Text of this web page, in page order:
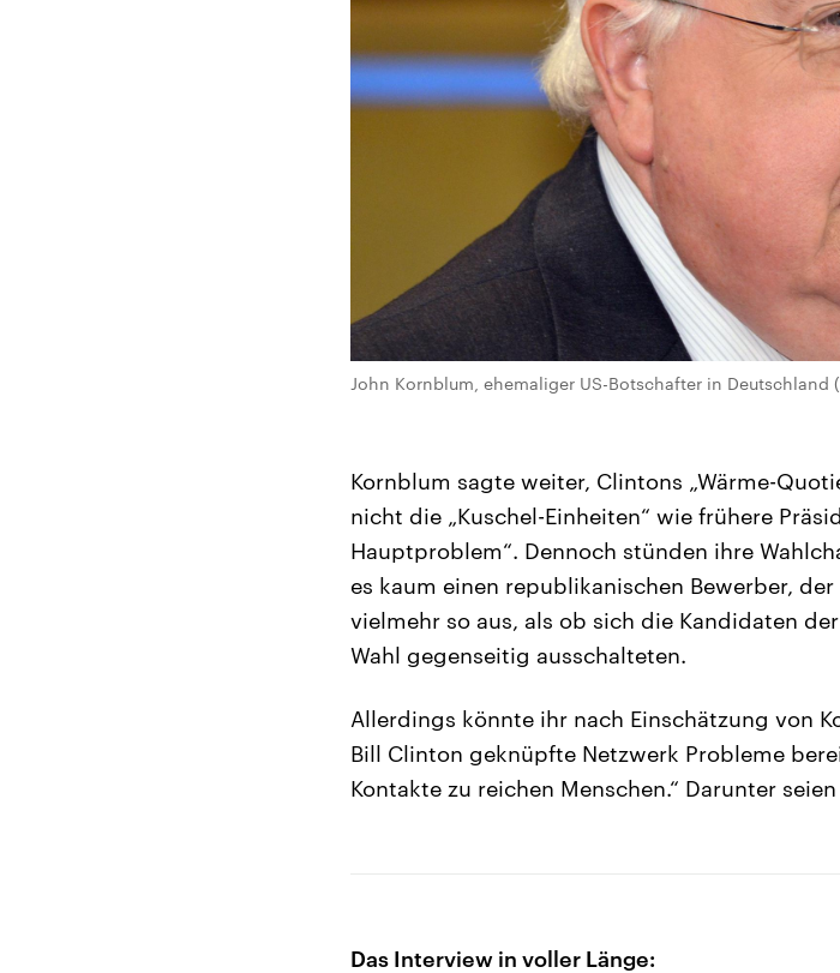
John Kornblum, ehemaliger US-Botschafter in
Kornblum sagte weiter, Clintons „Wärme-
nicht die „Kuschel-Einheiten“ wie frühere
Hauptproblem“. Dennoch stünden ihre
es kaum einen republikanischen Bewerber,
vielmehr so aus, als ob sich die Kandidaten
Wahl gegenseitig ausschalteten.
Allerdings könnte ihr nach Einschätzung von
Bill Clinton geknüpfte Netzwerk Probleme
Kontakte zu reichen Menschen.“ Darunter
Das Interview in voller Länge: